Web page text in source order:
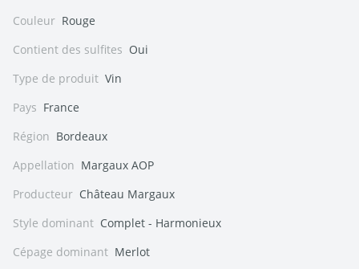
Couleur Rouge
Contient des sulfites Oui
Type de produit Vin
Pays France
Région Bordeaux
Appellation Margaux AOP
Producteur Château Margaux
Style dominant Complet - Harmonieux
Cépage dominant Merlot